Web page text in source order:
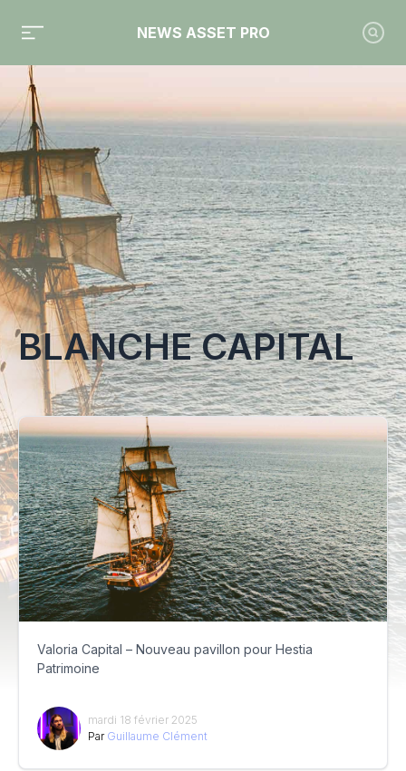
NEWS ASSET PRO
Toute l'actualité sur le tag "Blanche Capital"
BLANCHE CAPITAL
Valoria Capital – Nouveau pavillon pour Hestia
Patrimoine
mardi 18 février 2025
Par Guillaume Clément